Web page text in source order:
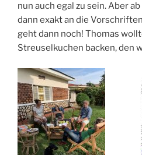
nun auch egal zu sein. Aber
dann exakt an die
geht dann noch! Thomas
Streuselkuchen backen, den